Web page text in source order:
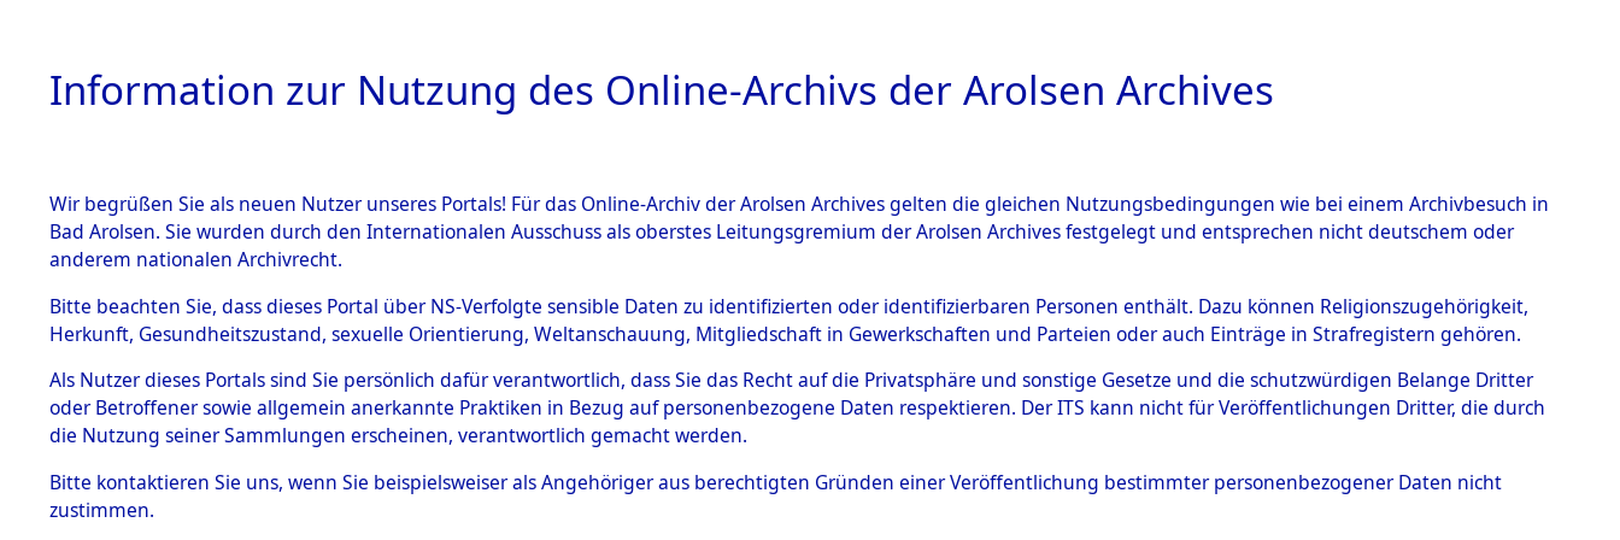
HOME BESTANDSBESCHREIBUNG ARCHIVALE ÜBERSICHT BILD
BESTÄNDE
Inhaftierungsdoku
mente
5. Verschiedenes
Todesmärsche
5.3.1 Alliierte
Ermittlungen zu den Orten Wildemann - Zusamzell→0001
(84602261)→0063 (84602325)
0063 (84602325)
Information zur Nutzung des Online-Archivs der Arolsen Archives
Wir begrüßen Sie als neuen Nutzer unseres Portals! Für das Online-Archiv der Arolsen Archives gelten die gleichen Nutzungsbedingungen wie bei einem Archivbesuch in
Bad Arolsen. Sie wurden durch den Internationalen Ausschuss als oberstes Leitungsgremium der Arolsen Archives festgelegt und entsprechen nicht deutschem oder
anderem nationalen Archivrecht.
Bitte beachten Sie, dass dieses Portal über NS-Verfolgte sensible Daten zu identifizierten oder identifizierbaren Personen enthält. Dazu können Religionszugehörigkeit,
Herkunft, Gesundheitszustand, sexuelle Orientierung, Weltanschauung, Mitgliedschaft in Gewerkschaften und Parteien oder auch Einträge in Strafregistern gehören.
Als Nutzer dieses Portals sind Sie persönlich dafür verantwortlich, dass Sie das Recht auf die Privatsphäre und sonstige Gesetze und die schutzwürdigen Belange Dritter
oder Betroffener sowie allgemein anerkannte Praktiken in Bezug auf personenbezogene Daten respektieren. Der ITS kann nicht für Veröffentlichungen Dritter, die durch
die Nutzung seiner Sammlungen erscheinen, verantwortlich gemacht werden.
Bitte kontaktieren Sie uns, wenn Sie beispielsweiser als Angehöriger aus berechtigten Gründen einer Veröffentlichung bestimmter personenbezogener Daten nicht
zustimmen.